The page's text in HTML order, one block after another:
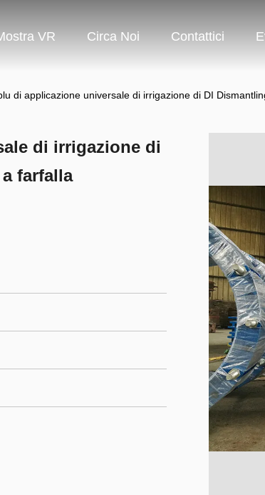
VR Circa Noi Contattici
di applicazione universale di irrigazione di DI
di irrigazione di
farfalla